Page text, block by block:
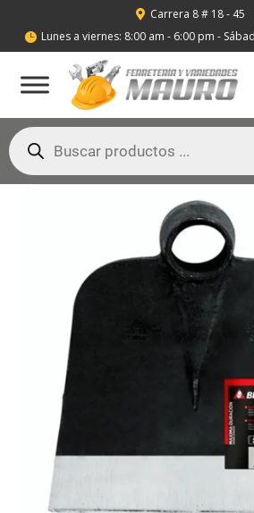
 Carrera 8 # 18 - 45
 Lunes a viernes: 8:00 am - 6:00 pm -
Búsqueda
de
productos